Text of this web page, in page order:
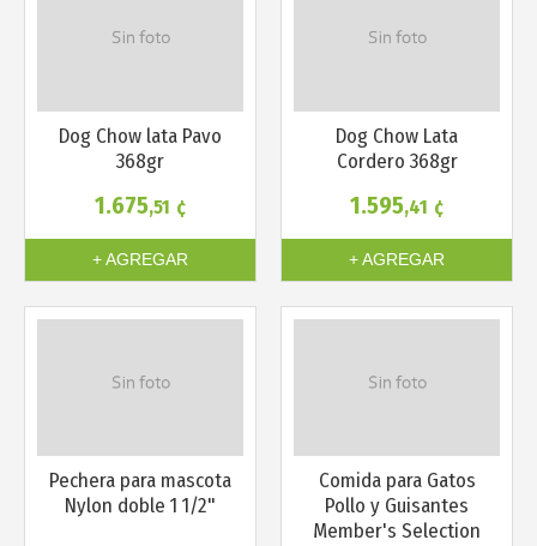
Dog Chow lata Pavo
368gr
1.675,51 ¢
+ AGREGAR
Dog Chow Lata
Cordero 368gr
1.595,41 ¢
+ AGREGAR
Pechera para mascota
Nylon doble 1 1/2"
Comida para Gatos
Pollo y Guisantes
Member's Selection